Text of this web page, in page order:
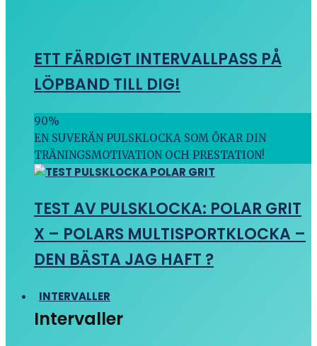
ETT FÄRDIGT INTERVALLPASS PÅ
LÖPBAND TILL DIG!
90%
EN SUVERÄN PULSKLOCKA SOM ÖKAR DIN
TRÄNINGSMOTIVATION OCH PRESTATION!
TEST AV PULSKLOCKA: POLAR GRIT
X – POLARS MULTISPORTKLOCKA –
DEN BÄSTA JAG HAFT ?
INTERVALLER
Intervaller